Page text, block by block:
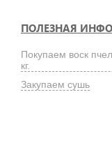
ПОЛЕЗНАЯ
Покупаем воск
кг.
Закупаем сушь